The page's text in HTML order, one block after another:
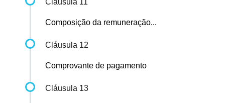
Cláusula 11
Composição da remuneração...
Cláusula 12
Comprovante de pagamento
Cláusula 13